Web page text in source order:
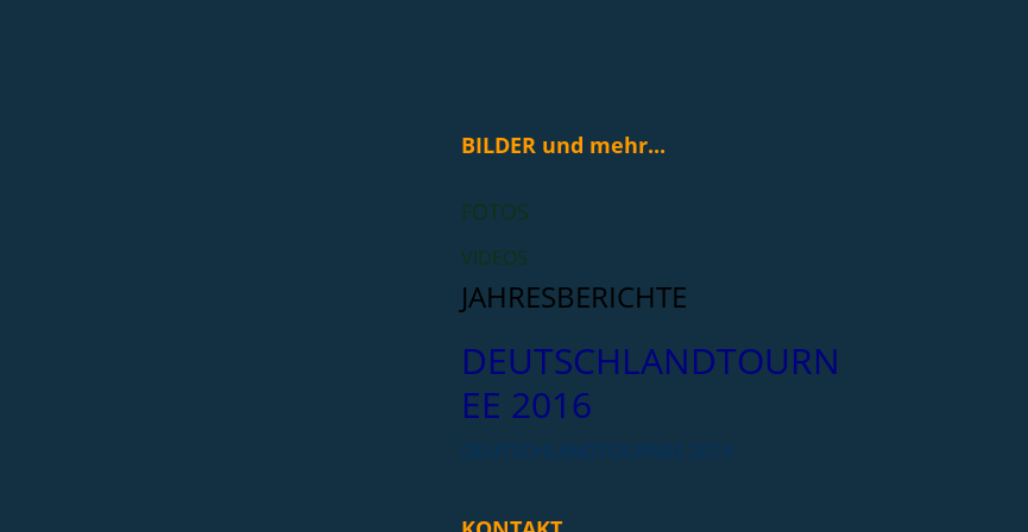
BILDER und mehr...
FOTOS
VIDEOS
JAHRESBERICHTE
DEUTSCHLANDTOURN
EE 2016
DEUTSCHLANDTOURNEE 2019